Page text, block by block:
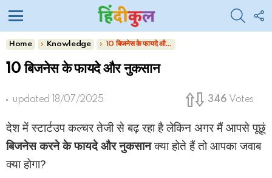
You are here:
Home Knowledge 10 बिजनेस के फायदे और नुकसान
10 बिजनेस के फायदे और नुकसान
updated 18/07/2025 346 Votes
देश में स्टार्टउप कल्चर तेजी से बढ़ रहा है लेकिन अगर मैं आपसे पूछूं
बिजनेस करने के फायदे और नुकसानक्या होते हैं तो आपका जवाब
क्या होगा?